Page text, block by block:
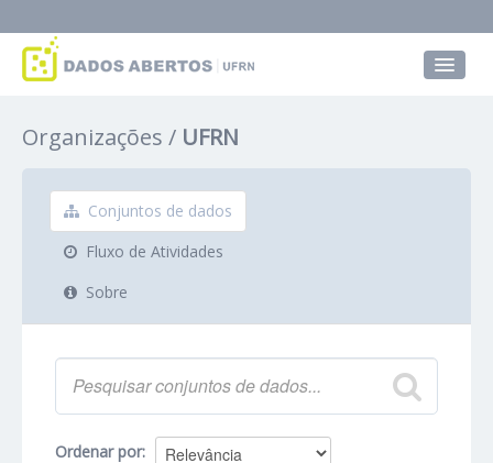
Grupos
Sobre
Organizações UFRN
Conjuntos de dados
Fluxo de Atividades
Sobre
Ordenar por